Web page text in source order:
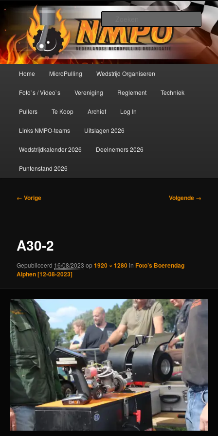
primaire
inhoudNederlandse MicroPulling
Organisatie
De meest krachtige modelbouwsport ter wereld!
Home MicroPulling Wedstrijd Organiseren
Foto`s / Video`s Vereniging Reglement Techniek
Pullers Te Koop Archief Log In
Links NMPO-teams Uitslagen 2026
Wedstrijdkalender 2026 Deelnemers 2026
Puntenstand 2026
Afbeeldingsnavigatie
← Vorige Volgende →
A30-2
Gepubliceerd 16/08/2023 op1920 × 1280inFoto’s Boerendag
Alphen [12-08-2023]